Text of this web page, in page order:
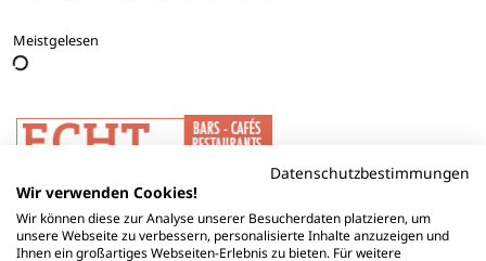
Meistgelesen
Datenschutzbestimmungen
Wir verwenden Cookies!
Wir können diese zur Analyse unserer Besucherdaten platzieren, um
unsere Webseite zu verbessern, personalisierte Inhalte anzuzeigen und
Ihnen ein großartiges Webseiten-Erlebnis zu bieten. Für weitere